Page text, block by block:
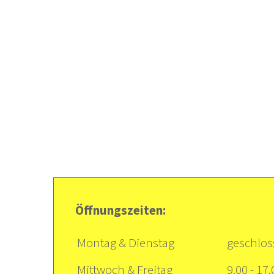
Öffnungszeiten:
Montag & Dienstag
Mittwoch & Freitag
9.00 -